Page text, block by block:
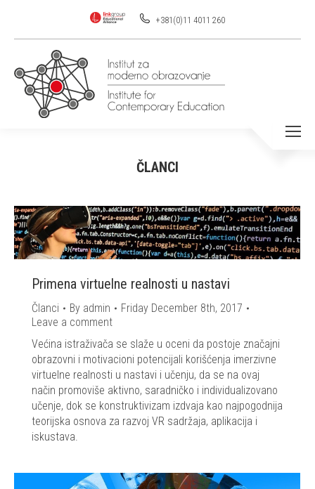
+381(0)11 4011 260
ČLANCI
Primena virtuelne realnosti u nastavi
Članci By admin
Friday December 8th, 2017
Leave a comment
Većina istraživača se slaže u oceni da postoje značajni
obrazovni i motivacioni potencijali korišćenja imerzivne
virtuelne realnosti u nastavi i učenju, da se na ovaj
način promoviše aktivno, saradničko i individualizovano
učenje, dok se konstruktivizam izdvaja kao najpogodnija
teorijska osnova za razvoj VR sadržaja, aplikacija i
iskustava.